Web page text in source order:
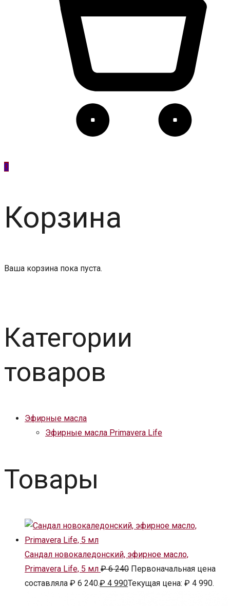
0
Корзина
Ваша корзина пока пуста.
Категории
товаров
Эфирные масла
Эфирные масла Primavera Life
Товары
Сандал новокаледонский, эфирное масло,
Primavera Life, 5 мл ₽6 240 Первоначальная цена
составляла ₽ 6 240.₽ 4 990Текущая цена: ₽ 4 990.